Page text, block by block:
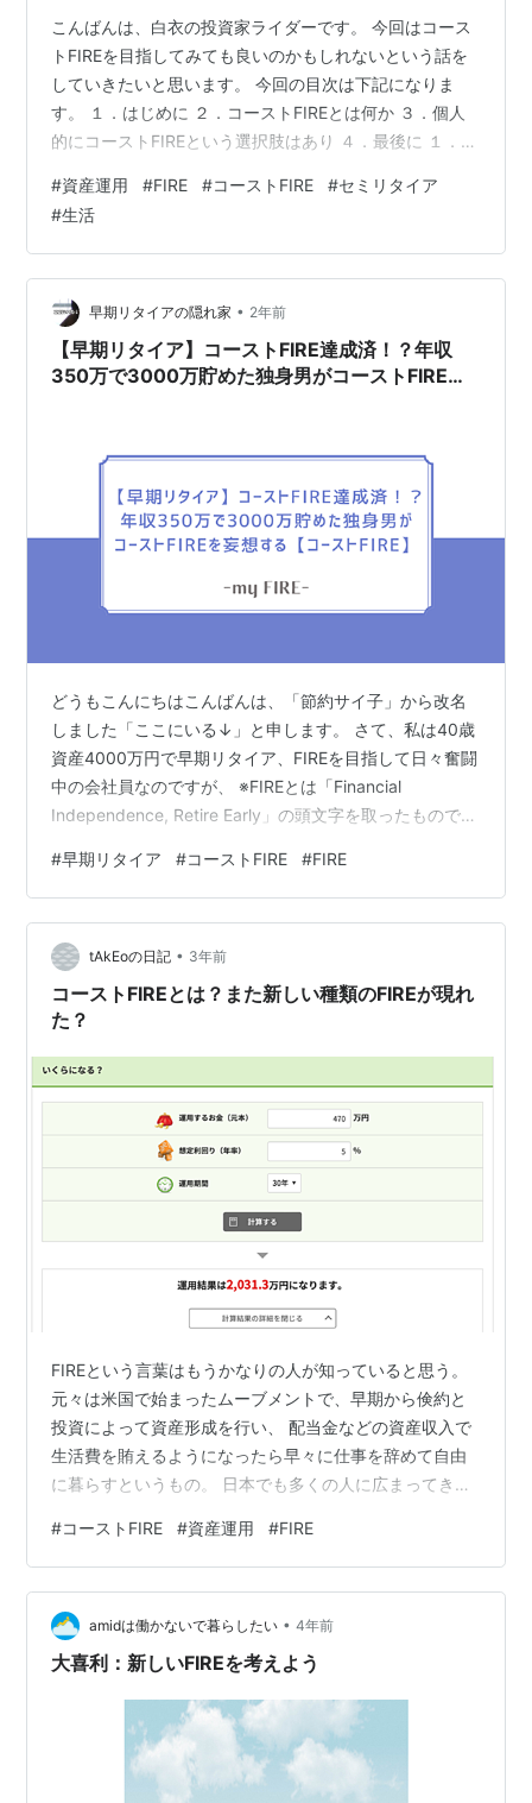
こんばんは、白衣の投資家ライダーです。 今回はコース
トFIREを目指してみても良いのかもしれないという話を
していきたいと思います。 今回の目次は下記になりま
す。 １．はじめに ２．コーストFIREとは何か ３．個人
的にコーストFIREという選択肢はあり ４．最後に １．は
か？ ・・・私は仕事はそこそこに、それ以外はちゃんと
楽しんでいます(笑)。 しかしまあお金というのは生活す
る上で欠かせないものですよね。毎月振り込まれる給与
で家賃やスマホ代、食費、ガソリン代を支払い、残った
お金を貯金に回す・・・そんな生活を送っている人が多
いでしょう。 ええい…
#資産運用 #FIRE #コーストFIRE #セミリタイア
#生活
早期リタイアの隠れ家 • 2年前
【早期リタイア】コーストFIRE達成済！？年収
350万で3000万貯めた独身男がコーストFIREを
どうもこんにちはこんばんは、「節約サイ子」から改名
しました「ここにいる↓」と申します。 さて、私は40歳
資産4000万円で早期リタイア、FIREを目指して日々奮闘
中の会社員なのですが、 ※FIREとは「Financial
Independence, Retire Early」の頭文字を取ったもので、
す。 この「FIRE」にはいくつか種類があるのはご存じで
しょうか？ 今回はその中の「コーストFIRE」というもの
に関してお話をしていきたいと思います。 私は一応、コ
ーストFIREであれば達成したことにはなるみたい そもそ
もコーストFIREとは？ コース…
#早期リタイア #コーストFIRE #FIRE
tAkEoの日記 • 3年前
コーストFIREとは？また新しい種類のFIREが現れ
た？
FIREという言葉はもうかなりの人が知っていると思う。
元々は米国で始まったムーブメントで、早期から倹約と
投資によって資産形成を行い、 配当金などの資産収入で
生活費を賄えるようになったら早々に仕事を辞めて自由
に暮らすというもの。 日本でも多くの人に広まってきた
上昇が始まった頃からじわじわと話題になっていき、 米
国株ブームやコロナ後の株価上昇などを経て爆発的に拡
がったような印象。 ブロガーやYouTuberの存在も大き
く、私も方法論等の詳細を学んだのは主にYouTubeから
だったと思う。 そして今ではFIREの種類も多岐にわたっ
#コーストFIRE #資産運用 #FIRE
amidは働かないで暮らしたい • 4年前
大喜利：新しいFIREを考えよう